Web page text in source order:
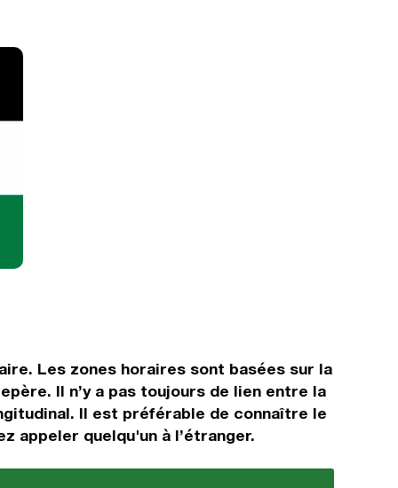
Les zones horaires sont basées sur la
Il n’y a pas toujours de lien entre la
Il est préférable de connaître le
appeler quelqu'un à l’étranger.